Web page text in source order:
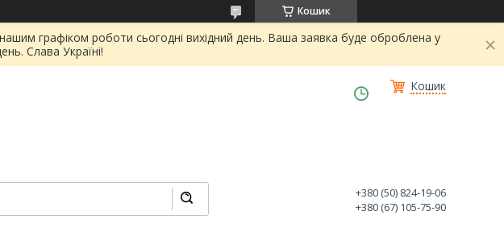
Кошик
графіком роботи сьогодні вихідний день. Ваша заявка буде оброблена у
Слава Україні!
Кошик
+380 (50) 824-19-06
+380 (67) 105-75-90